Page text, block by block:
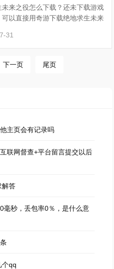
未来之役怎么下载？还未下载游戏
可以直接用奇游下载绝地求生未来
【提问】 还未下载游戏的玩家，
用奇游下
31
下一页 尾页
主页会有记录吗
联网督查+平台留言提交以后
解答
毫秒，丢包率0％，是什么意
个qq